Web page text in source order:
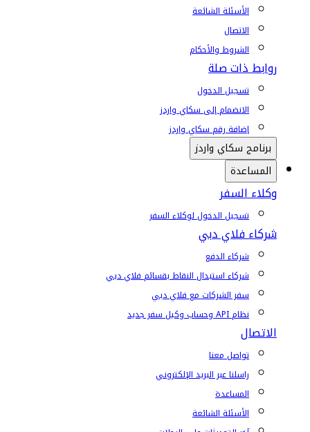
الأسئلة الشائعة
الاتصال
الشروط والأحكام
روابط ذات صلة
تسجيل الدخول
الانضمام إلى سكاي واردز
إضافة رقم سكاي واردز
برنامج سكاي واردز
المساعدة
وكلاء السفر
تسجيل الدخول لوكلاء السفر
شركاء فلاي دبي
شركاء الدفع
شركاء استبدال النقاط بقسائم فلاي دبي
سفر الشركات مع فلاي دبي
نظام API وحساب وكيل سفر جديد
الاتصال
تواصل معنا
راسلنا عبر البريد الإلكتروني
المساعدة
الأسئلة الشائعة